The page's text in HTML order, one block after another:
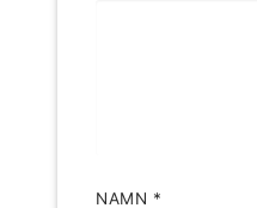
NAMN *